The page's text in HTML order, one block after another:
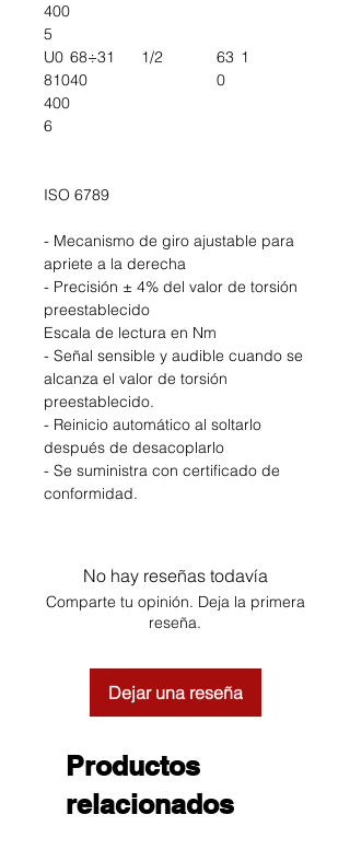
400
5
U0
810
400
6
68÷3
40
1 1/2
63
0
1
ISO 6789
- Mecanismo de giro ajustable para
apriete a la derecha
- Precisión ± 4% del valor de torsión
preestablecido
Escala de lectura en Nm
- Señal sensible y audible cuando se
alcanza el valor de torsión
preestablecido.
- Reinicio automático al soltarlo
después de desacoplarlo
- Se suministra con certificado de
conformidad.
No hay reseñas todavía
Comparte tu opinión. Deja la primera
reseña.
Dejar una reseña
Productos
relacionados